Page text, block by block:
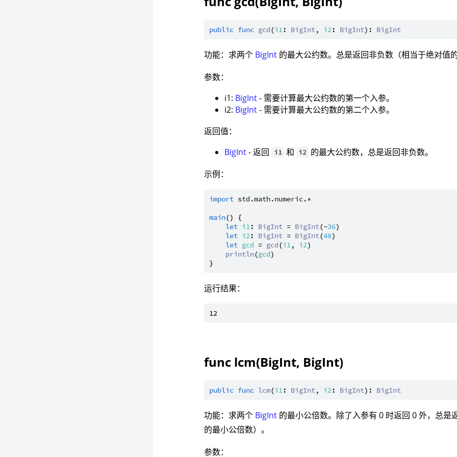
public func gcd(i1: BigInt, i2: BigInt): BigInt
功能：求两个 BigInt 的最大公约数。总是返回非负数（相当于绝对值
参数：
i1: BigInt- 需要计算最大公约数的第一个入参。
i2: BigInt- 需要计算最大公约数的第二个入参。
返回值：
BigInt- 返回 i1 和 i2 的最大公约数，总是返回非负数。
示例：
import std.math.numeric.*
main() {
let i1: BigInt = BigInt(-36)
let i2: BigInt = BigInt(48)
let gcd = gcd(i1, i2)
println(gcd)
运行结果：
func lcm(BigInt, BigInt)
public func lcm(i1: BigInt, i2: BigInt): BigInt
功能：求两个 BigInt 的最小公倍数。除了入参有 0 时返回 0 外，总是
的最小公倍数）。
参数：